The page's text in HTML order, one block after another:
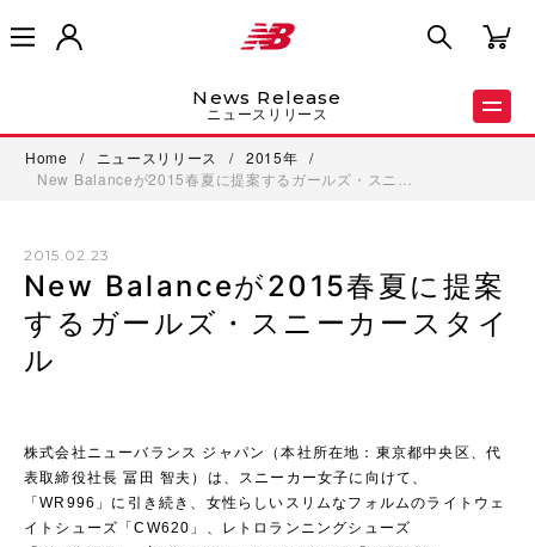
News Release
ニュースリリース
Home / ニュースリリース / 2015年
/
New Balanceが2015春夏に提案するガールズ・スニ…
2015.02.23
New Balanceが2015春夏に提案
するガールズ・スニーカースタイ
ル
株式会社ニューバランス ジャパン（本社所在地：東京都中央区、代
表取締役社長 冨田 智夫）は、スニーカー女子に向けて、
「WR996」に引き続き、女性らしいスリムなフォルムのライトウェ
イトシューズ「CW620」、レトロランニングシューズ